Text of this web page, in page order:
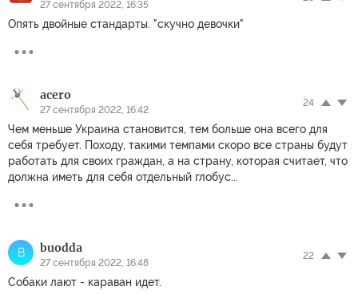
27 сентября 2022, 16:35
Опять двойные стандарты. "скучно девочки"
acero
27 сентября 2022, 16:42
24
Чем меньше Украина становится, тем больше она всего для
себя требует. Походу, такими темпами скоро все страны будут
работать для своих граждан, а на страну, которая считает, что
должна иметь для себя отдельный глобус...
B buodda
27 сентября 2022, 16:48
22
Собаки лают - караван идет.